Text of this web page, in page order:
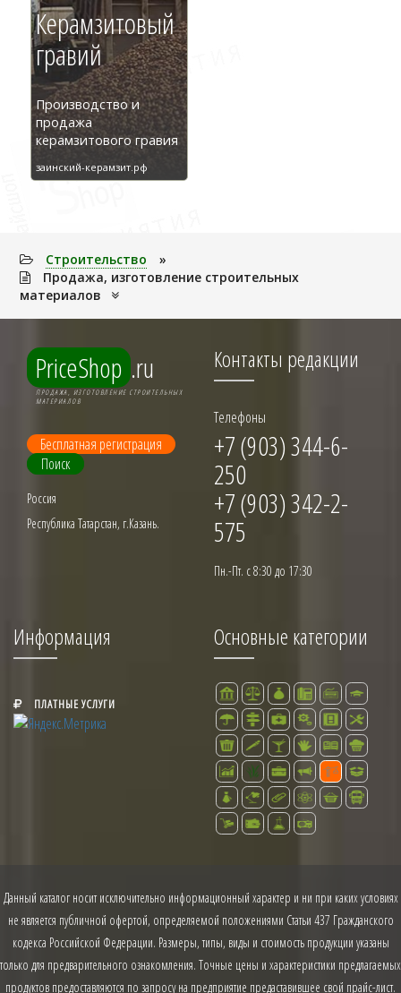
Керамзитовый
гравий
Производство и
продажа
керамзитового гравия
заинский-керамзит.рф
Строительство
»
Продажа, изготовление строительных
материалов
PriceShop .ru
ПРОДАЖА, ИЗГОТОВЛЕНИЕ СТРОИТЕЛЬНЫХ
МАТЕРИАЛОВ
Бесплатная регистрация
Поиск
Россия
Республика Татарстан, г.Казань.
Контакты редакции
Телефоны
+7 (903) 344-6-
250
+7 (903) 342-2-
575
Пн.-Пт. с 8:30 до 17:30
Информация
ПЛАТНЫЕ УСЛУГИ
Основные категории
Данный каталог носит исключительно информационный характер и ни при каких условиях
не является публичной офертой, определяемой положениями Статьи 437 Гражданского
кодекса Российской Федерации. Размеры, типы, виды и стоимость продукции указаны
только для предварительного ознакомления. Точные цены и характеристики предлагаемых
продуктов предоставляются по запросу на предприятие предаставившее свой прайс-лист.